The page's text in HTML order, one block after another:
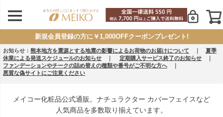
新規会員登録の方に￥1,000OFFクーポンプレゼント!
お知らせ： 熊本地方を震源とする地震の影響によるお荷物のお届けについて ｜ 夏季
休業による発送スケジュールのお知らせ ｜ 定期購入サービス終了のお知らせ ｜
ファンデーションやチークの詰め替えの種類や番号がご不明な方へ｜
悪質な偽サイトにご注意ください
メイコー化粧品公式通販。ナチュラクター カバーフェイスなど
人気商品を多数取り揃えています。